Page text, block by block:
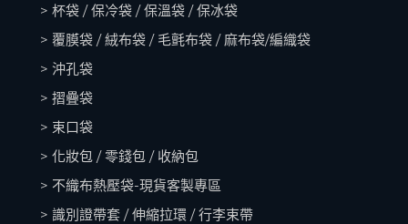
> 杯袋 / 保冷袋 / 保溫袋 / 保冰袋
> 覆膜袋 / 絨布袋 / 毛氈布袋 / 麻布袋/編織袋
> 沖孔袋
> 摺疊袋
> 束口袋
> 化妝包 / 零錢包 / 收納包
> 不織布熱壓袋-現貨客製專區
> 識別證帶套 / 伸縮拉環 / 行李束帶